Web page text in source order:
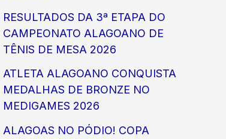
RESULTADOS DA 3ª ETAPA DO
CAMPEONATO ALAGOANO DE
TÊNIS DE MESA 2026
ATLETA ALAGOANO CONQUISTA
MEDALHAS DE BRONZE NO
MEDIGAMES 2026
ALAGOAS NO PÓDIO! COPA